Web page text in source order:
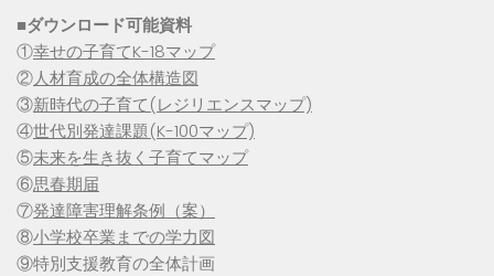
■ダウンロード可能資料
①幸せの子育てK-18マップ
②人材育成の全体構造図
③新時代の子育て(レジリエンスマップ)
④世代別発達課題(K-100マップ)
⑤未来を生き抜く子育てマップ
⑥思春期届
⑦発達障害理解条例（案）
⑧小学校卒業までの学力図
⑨特別支援教育の全体計画